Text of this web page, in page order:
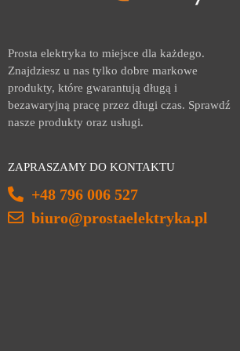
Prosta elektryka to miejsce dla każdego.
Znajdziesz u nas tylko dobre markowe
produkty, które gwarantują długą i
bezawaryjną pracę przez długi czas. Sprawdź
nasze produkty oraz usługi.
ZAPRASZAMY DO KONTAKTU
+48 796 006 527
biuro@prostaelektryka.pl